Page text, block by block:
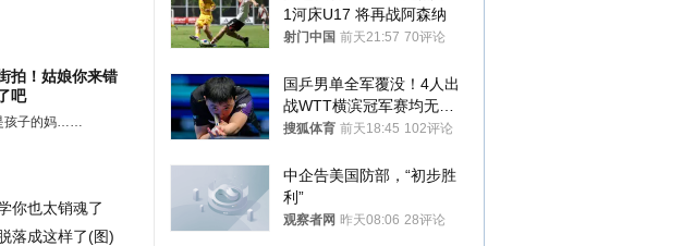
拍！姑娘你来错
吧
孩子的妈……
你也太销魂了
落成这样了(图)
1河床U17 将再战阿森纳
射门中国 前天21:57 70评论
国乒男单全军覆没！4人出
战WTT横滨冠军赛均无缘
八强
搜狐体育 前天18:45 102评论
中企告美国防部，“初步胜
利”
观察者网 昨天08:06 28评论